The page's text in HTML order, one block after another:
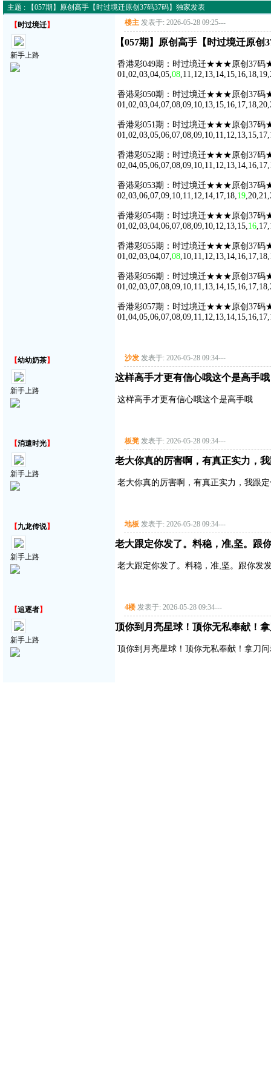
主题 : 【057期】原创高手【时过境迁原创37码37码】独家发表
【时过境迁】
新手上路
楼主 发表于: 2026-05-28 09:25---
【057期】原创高手【时过境迁原创
香港彩049期：时过境迁★★★原创37
01,02,03,04,05,08
香港彩050期：时过境迁★★★原创37
香港彩051期：时过境迁★★★原创37
香港彩052期：时过境迁★★★原创37
香港彩053期：时过境迁★★★原创37
02,03,06,07,09,10,11,12,14,17,18,19
香港彩054期：时过境迁★★★原创37
01,02,03,04,06,07,08,09,10,12,13,15,16
香港彩055期：时过境迁★★★原创37
01,02,03,04,07,08
香港彩056期：时过境迁★★★原创37
香港彩057期：时过境迁★★★原创37
【幼幼奶茶】
新手上路
沙发 发表于: 2026-05-28 09:34---
这样高手才更有信心哦这个是高手哦
这样高手才更有信心哦这个是高手哦
【消遣时光】
新手上路
板凳 发表于: 2026-05-28 09:34---
老大你真的厉害啊，有真正实力，
老大你真的厉害啊，有真正实力，我跟
【九龙传说】
新手上路
地板 发表于: 2026-05-28 09:34---
老大跟定你发了。料稳，准,坚。跟
老大跟定你发了。料稳，准,坚。跟你发
【追逐者】
新手上路
4楼 发表于: 2026-05-28 09:34---
顶你到月亮星球！顶你无私奉献！
顶你到月亮星球！顶你无私奉献！拿刀